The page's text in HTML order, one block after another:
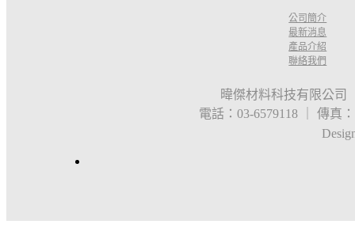
公司簡介
最新消息
產品介紹
聯絡我們
暐傑材料科技有限公司
電話：03-6579118 ｜ 傳真